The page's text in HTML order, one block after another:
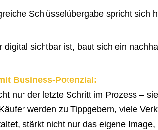
Schlüsselübergabe spricht sich
digital sichtbar ist, baut sich ein
Business-Potenzial:
nur der letzte Schritt im Prozess –
werden zu Tippgebern, viele
stärkt nicht nur das eigene